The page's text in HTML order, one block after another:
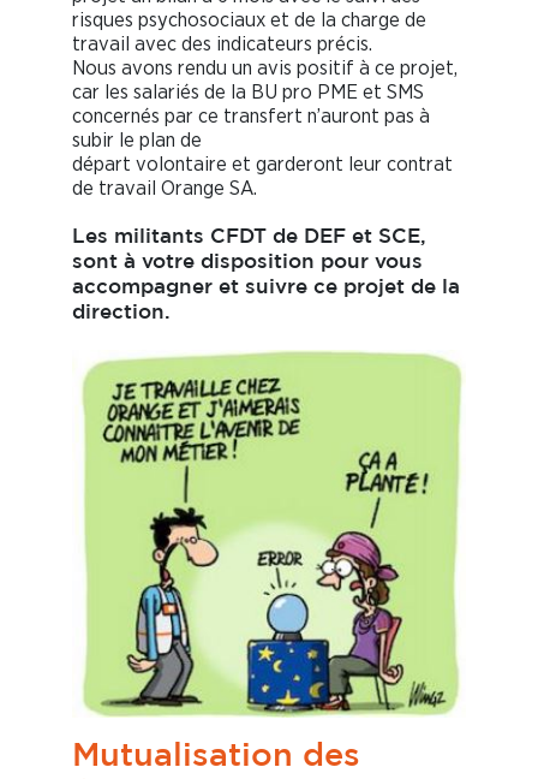
risques psychosociaux et de la charge de
travail avec des indicateurs précis.
Nous avons rendu un avis positif à ce projet,
car les salariés de la BU pro PME et SMS
concernés par ce transfert n’auront pas à
subir le plan de
départ volontaire et garderont leur contrat
de travail Orange SA.
Les militants CFDT de DEF et SCE,
sont à votre disposition pour vous
accompagner et suivre ce projet de la
direction.
Mutualisation des